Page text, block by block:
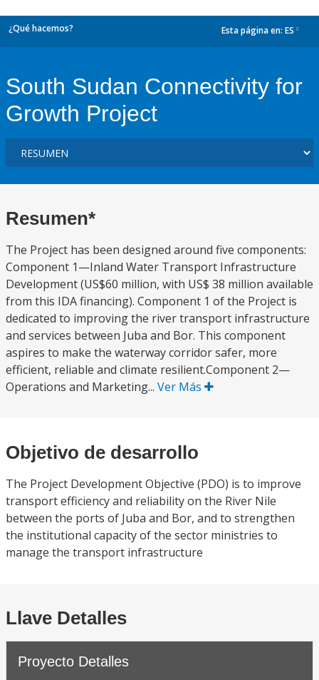
¿Qué hacemos? Esta página en: ES
South Sudan Connectivity for
Growth Project
Resumen*
The Project has been designed around five components:
Component 1—Inland Water Transport Infrastructure
Development (US$60 million, with US$ 38 million available
from this IDA financing). Component 1 of the Project is
dedicated to improving the river transport infrastructure
and services between Juba and Bor. This component
aspires to make the waterway corridor safer, more
efficient, reliable and climate resilient.Component 2—
Operations and Marketing... Ver Más
Objetivo de desarrollo
The Project Development Objective (PDO) is to improve
transport efficiency and reliability on the River Nile
between the ports of Juba and Bor, and to strengthen
the institutional capacity of the sector ministries to
manage the transport infrastructure
Llave Detalles
Proyecto Detalles